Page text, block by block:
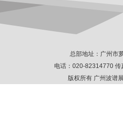
总部地址：广州市
电话：020-82314770
版权所有 广州波谱